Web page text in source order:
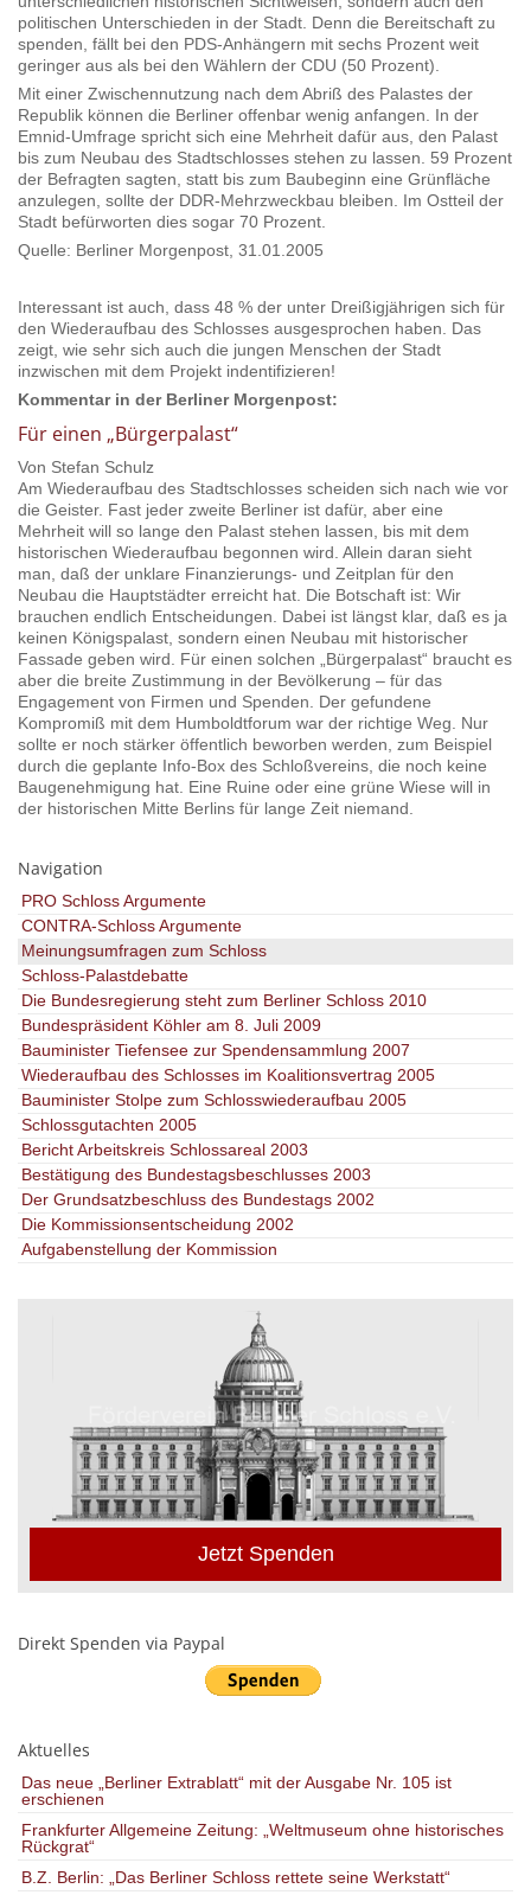
politischen Unterschieden in der Stadt. Denn die Bereitschaft zu
spenden, fällt bei den PDS-Anhängern mit sechs Prozent weit
geringer aus als bei den Wählern der CDU (50 Prozent).
Mit einer Zwischennutzung nach dem Abriß des Palastes der
Republik können die Berliner offenbar wenig anfangen. In der
Emnid-Umfrage spricht sich eine Mehrheit dafür aus, den Palast
bis zum Neubau des Stadtschlosses stehen zu lassen. 59 Prozent
der Befragten sagten, statt bis zum Baubeginn eine Grünfläche
anzulegen, sollte der DDR-Mehrzweckbau bleiben. Im Ostteil der
Stadt befürworten dies sogar 70 Prozent.
Quelle: Berliner Morgenpost, 31.01.2005
Interessant ist auch, dass 48 % der unter Dreißigjährigen sich für
den Wiederaufbau des Schlosses ausgesprochen haben. Das
zeigt, wie sehr sich auch die jungen Menschen der Stadt
inzwischen mit dem Projekt indentifizieren!
Kommentar in der Berliner Morgenpost:
Für einen „Bürgerpalast“
Von Stefan Schulz
Am Wiederaufbau des Stadtschlosses scheiden sich nach wie vor
die Geister. Fast jeder zweite Berliner ist dafür, aber eine
Mehrheit will so lange den Palast stehen lassen, bis mit dem
historischen Wiederaufbau begonnen wird. Allein daran sieht
man, daß der unklare Finanzierungs- und Zeitplan für den
Neubau die Hauptstädter erreicht hat. Die Botschaft ist: Wir
brauchen endlich Entscheidungen. Dabei ist längst klar, daß es ja
keinen Königspalast, sondern einen Neubau mit historischer
Fassade geben wird. Für einen solchen „Bürgerpalast“ braucht es
aber die breite Zustimmung in der Bevölkerung – für das
Engagement von Firmen und Spenden. Der gefundene
Kompromiß mit dem Humboldtforum war der richtige Weg. Nur
sollte er noch stärker öffentlich beworben werden, zum Beispiel
durch die geplante Info-Box des Schloßvereins, die noch keine
Baugenehmigung hat. Eine Ruine oder eine grüne Wiese will in
der historischen Mitte Berlins für lange Zeit niemand.
Navigation
PRO Schloss Argumente
CONTRA-Schloss Argumente
Meinungsumfragen zum Schloss
Schloss-Palastdebatte
Die Bundesregierung steht zum Berliner Schloss 2010
Bundespräsident Köhler am 8. Juli 2009
Bauminister Tiefensee zur Spendensammlung 2007
Wiederaufbau des Schlosses im Koalitionsvertrag 2005
Bauminister Stolpe zum Schlosswiederaufbau 2005
Schlossgutachten 2005
Bericht Arbeitskreis Schlossareal 2003
Bestätigung des Bundestagsbeschlusses 2003
Der Grundsatzbeschluss des Bundestags 2002
Die Kommissionsentscheidung 2002
Aufgabenstellung der Kommission
Jetzt Spenden
Direkt Spenden via Paypal
Aktuelles
Das neue „Berliner Extrablatt“ mit der Ausgabe Nr. 105 ist
erschienen
Frankfurter Allgemeine Zeitung: „Weltmuseum ohne historisches
Rückgrat“
B.Z. Berlin: „Das Berliner Schloss rettete seine Werkstatt“